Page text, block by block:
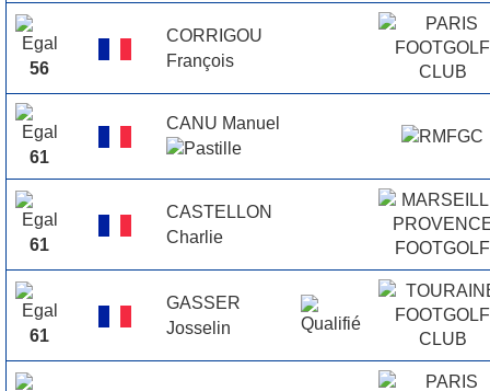
56
CORRIGOU
François
61
CANU Manuel
61
CASTELLON
Charlie
61
GASSER
Josselin